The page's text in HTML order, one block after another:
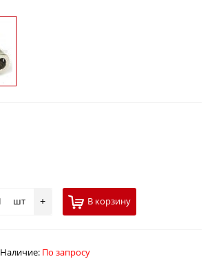
шт + В корзину
Наличие: По запросу